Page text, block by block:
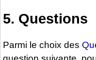
5. Questions
Parmi le choix des